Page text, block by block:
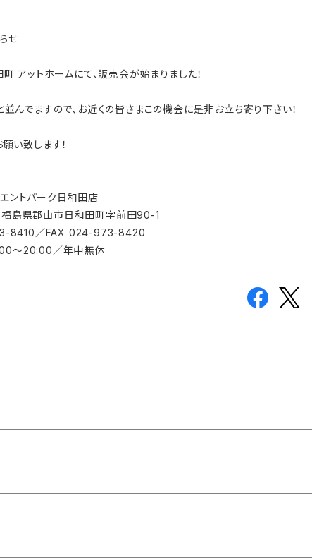
せ
アットホームにて、販売会が始まりました！
並んでますので、お近くの皆さまこの機会に是非お立ち寄り下さい！
い致します！
ントパーク日和田店
島県郡山市日和田町字前田90-1
8410／FAX 024-973-8420
～20:00／年中無休